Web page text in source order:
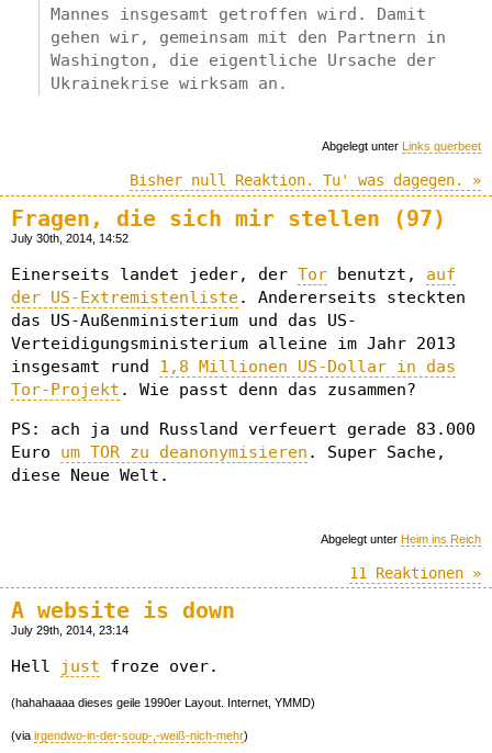
Mannes insgesamt getroffen wird. Damit
gehen wir, gemeinsam mit den Partnern in
Washington, die eigentliche Ursache der
Ukrainekrise wirksam an.
Abgelegt unter Links querbeet
Bisher null Reaktion. Tu' was dagegen. »
Fragen, die sich mir stellen (97)
July 30th, 2014, 14:52
Einerseits landet jeder, der Tor benutzt, auf
der US-Extremistenliste. Andererseits steckten
das US-Außenministerium und das US-
Verteidigungsministerium alleine im Jahr 2013
insgesamt rund 1,8 Millionen US-Dollar in das
Tor-Projekt . Wie passt denn das zusammen?
PS: ach ja und Russland verfeuert gerade 83.000
Euro um TOR zu deanonymisieren . Super Sache,
diese Neue Welt.
Abgelegt unter Heim ins Reich
11 Reaktionen »
A website is down
July 29th, 2014, 23:14
Hell just froze over.
(hahahaaaa dieses geile 1990er Layout. Internet, YMMD)
(via irgendwo-in-der-soup-,-weiß-nich-mehr)